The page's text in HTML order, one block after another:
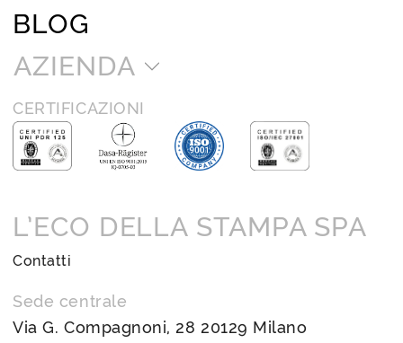
BLOG
AZIENDA
CERTIFICAZIONI
L’ECO DELLA STAMPA SPA
Contatti
Sede centrale
Via G. Compagnoni, 28 20129 Milano